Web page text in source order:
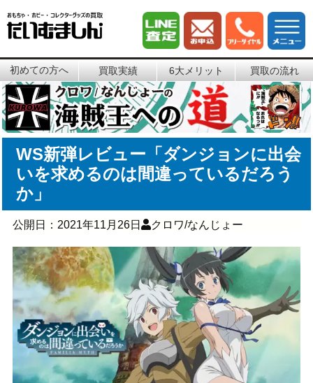
初めての方へ 買取実績 6大メリット 買取の流れ
WS新弾レビュー「ダンジョンに出会
いを求めるのは間違っているだろう
か」
公開日： 2021年11月26日 クロワ/なんじょー